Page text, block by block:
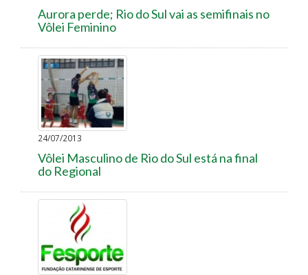
Aurora perde; Rio do Sul vai as semifinais no
Vôlei Feminino
24/07/2013
Vôlei Masculino de Rio do Sul está na final
do Regional